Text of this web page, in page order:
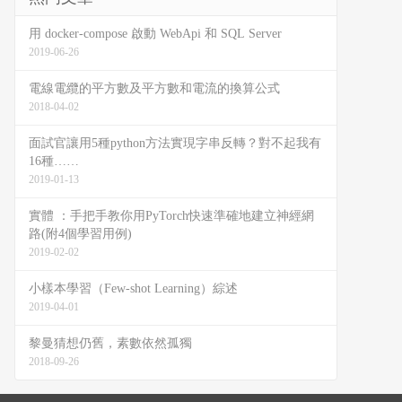
用 docker-compose 啟動 WebApi 和 SQL Server
2019-06-26
電線電纜的平方數及平方數和電流的換算公式
2018-04-02
面試官讓用5種python方法實現字串反轉？對不起我有
16種……
2019-01-13
實體 ：手把手教你用PyTorch快速準確地建立神經網
路(附4個學習用例)
2019-02-02
小樣本學習（Few-shot Learning）綜述
2019-04-01
黎曼猜想仍舊，素數依然孤獨
2018-09-26